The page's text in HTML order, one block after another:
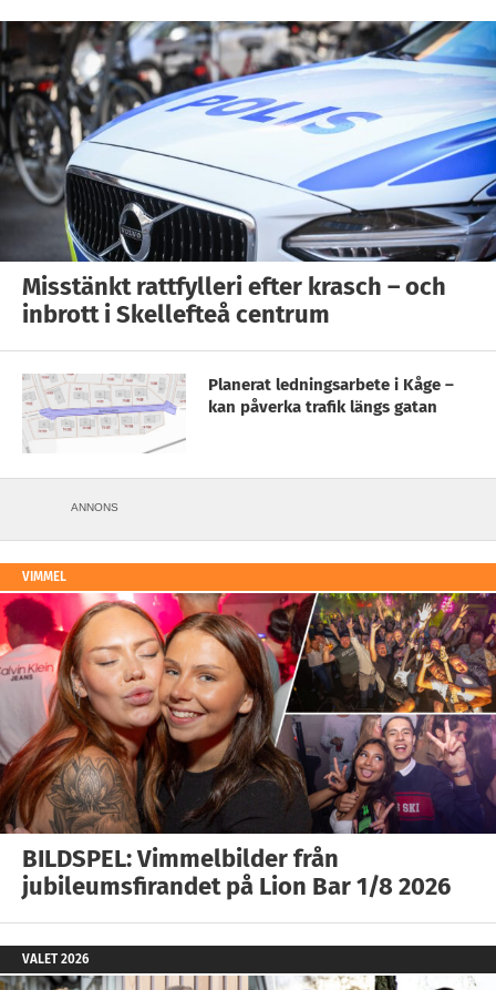
Misstänkt rattfylleri efter krasch – och
inbrott i Skellefteå centrum
Planerat ledningsarbete i Kåge –
kan påverka trafik längs gatan
ANNONS
VIMMEL
BILDSPEL: Vimmelbilder från
jubileumsfirandet på Lion Bar 1/8 2026
VALET 2026